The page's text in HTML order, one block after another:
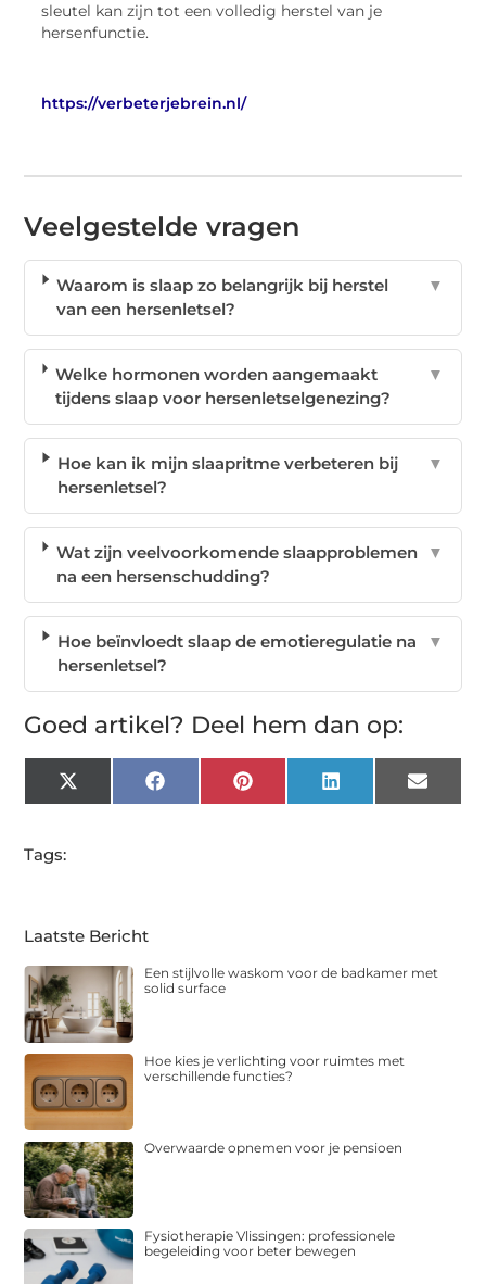
sleutel kan zijn tot een volledig herstel van je
hersenfunctie.
https://verbeterjebrein.nl/
Veelgestelde vragen
Waarom is slaap zo belangrijk bij herstel
van een hersenletsel?
▼
Welke hormonen worden aangemaakt
tijdens slaap voor hersenletselgenezing?
▼
Hoe kan ik mijn slaapritme verbeteren bij
hersenletsel?
▼
Wat zijn veelvoorkomende slaapproblemen
na een hersenschudding?
▼
Hoe beïnvloedt slaap de emotieregulatie na
hersenletsel?
▼
Goed artikel? Deel hem dan op:
X
(Twitter)
FacebookPinterest LinkedIn Email
Tags:
Laatste Bericht
Een stijlvolle waskom voor de badkamer met
solid surface
Hoe kies je verlichting voor ruimtes met
verschillende functies?
Overwaarde opnemen voor je pensioen
Fysiotherapie Vlissingen: professionele
begeleiding voor beter bewegen